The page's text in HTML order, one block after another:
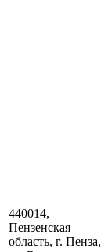
440014,
Пензенская
область, г. Пенза,